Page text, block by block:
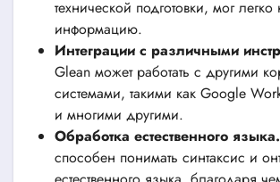
технической подготовки, мог
информацию.
Интеграции с различными
Glean может работать с другими
системами, такими как Google
и многими другими.
Обработка естественного языка.
способен понимать синтаксис и